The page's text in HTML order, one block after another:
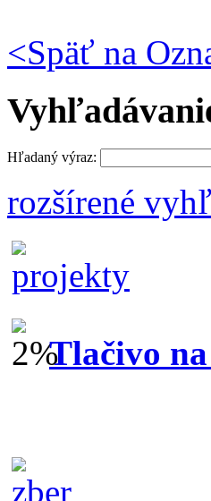
<Späť na
Hľadaný výraz:
rozšírené
Tlačivo